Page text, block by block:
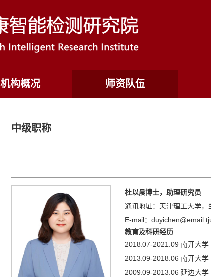
机构概况 师资队伍
中级职称
杜以晨博士，助理研究员
通讯地址：天津理工大学，
E-mail：
教育及科研经历
2018.07-2021.09 南开大学
2013.09-2018.06 南开大学
2009.09-2013.06 延边大学